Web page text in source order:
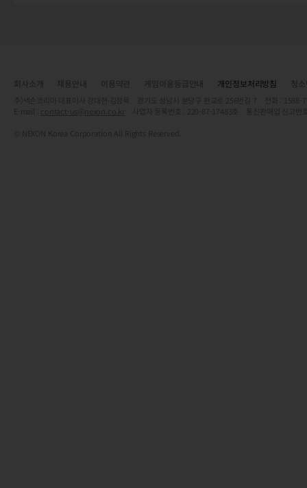
개인정보처리방침
contact-us@nexon.co.kr
© NEXON Korea Corporation All Rights Reserved.